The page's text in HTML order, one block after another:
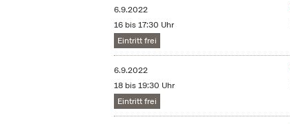
6.9.2022
16 bis 17:30 Uhr
Eintritt frei
6.9.2022
18 bis 19:30 Uhr
Eintritt frei